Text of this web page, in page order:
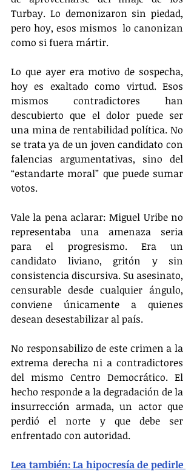
Turbay. Lo demonizaron sin piedad,
pero hoy, esos mismos  lo canonizan
como si fuera mártir.
Lo que ayer era motivo de sospecha,
hoy es exaltado como virtud. Esos
mismos contradictores han
descubierto que el dolor puede ser
una mina de rentabilidad política. No
se trata ya de un joven candidato con
falencias argumentativas, sino del
“estandarte moral” que puede sumar
votos.
Vale la pena aclarar: Miguel Uribe no
representaba una amenaza seria
para el progresismo. Era un
candidato liviano, gritón y sin
consistencia discursiva. Su asesinato,
censurable desde cualquier ángulo,
conviene únicamente a quienes
desean desestabilizar al país.
No responsabilizo de este crimen a la
extrema derecha ni a contradictores
del mismo Centro Democrático. El
hecho responde a la degradación de la
insurrección armada, un actor que
perdió el norte y que debe ser
enfrentado con autoridad.
Lea también: La hipocresía de pedirle